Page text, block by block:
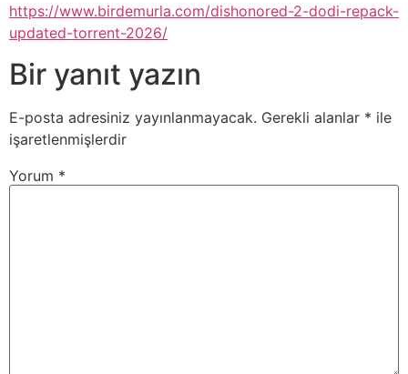
https://www.birdemurla.com/dishonored-2-dodi-repack-
updated-torrent-2026/
Bir yanıt yazın
E-posta adresiniz yayınlanmayacak. Gerekli alanlar * ile
işaretlenmişlerdir
Yorum *